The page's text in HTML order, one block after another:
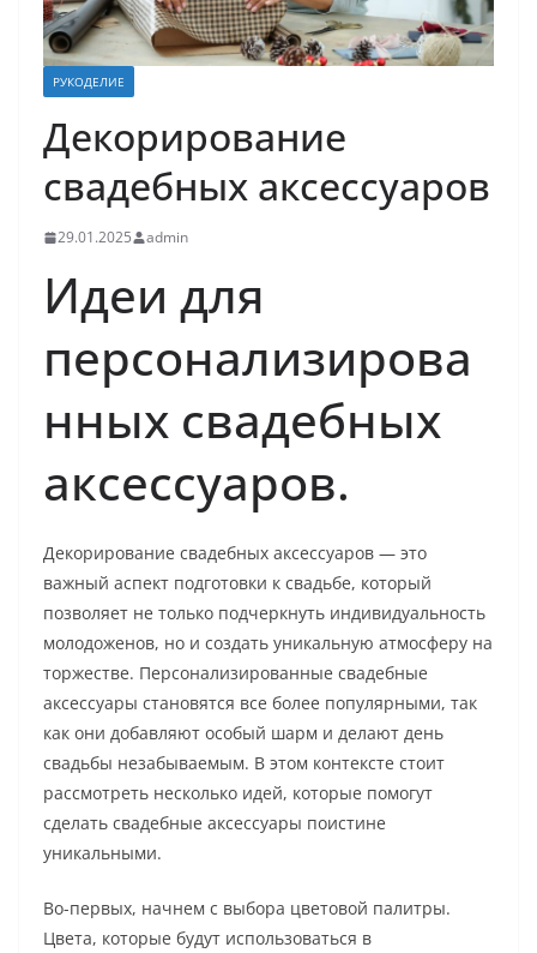
РУКОДЕЛИЕ
Декорирование
свадебных аксессуаров
29.01.2025 admin
Идеи для
персонализирова
нных свадебных
аксессуаров.
Декорирование свадебных аксессуаров — это
важный аспект подготовки к свадьбе, который
позволяет не только подчеркнуть индивидуальность
молодоженов, но и создать уникальную атмосферу на
торжестве. Персонализированные свадебные
аксессуары становятся все более популярными, так
как они добавляют особый шарм и делают день
свадьбы незабываемым. В этом контексте стоит
рассмотреть несколько идей, которые помогут
сделать свадебные аксессуары поистине
уникальными.
Во-первых, начнем с выбора цветовой палитры.
Цвета, которые будут использоваться в